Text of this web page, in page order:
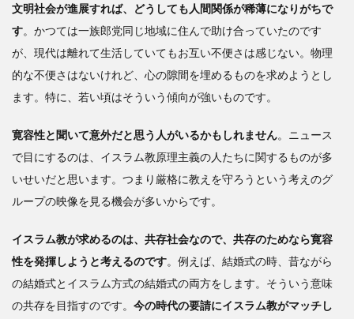
文明社会が進展すれば、どうしても人間関係が稀薄になりがちで
す。かつては一族郎党同じ地域に住んで助け合っていたのです
が、現代は離れて生活していてもお互い不便さは感じない。物理
的な不便さはないけれど、心の隙間を埋めるものを求めようとし
ます。特に、若い頃はそういう傾向が強いものです。
寛容性と聞いて意外だと思う人がいるかもしれません。ニュース
で目にするのは、イスラム教原理主義の人たちに関するものが多
いせいだと思います。つまり厳格に教えを守ろうという考えのグ
ループの映像を見る機会が多いからです。
イスラム教が求めるのは、共存社会なので、共存のためなら寛容
性を発揮しようと考えるのです。例えば、結婚式の時、昔ながら
の結婚式とイスラム方式の結婚式の両方をします。そういう意味
の共存を目指すのです。 今の時代の要請にイスラム教がマッチし